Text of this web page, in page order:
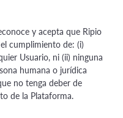
y acepta que Ripio
cumplimiento de: (i)
Usuario, ni (ii) ninguna
humana o jurídica
no tenga deber de
de la Plataforma.